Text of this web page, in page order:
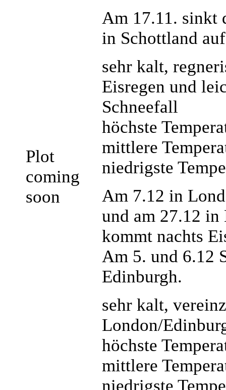
Plot
coming
soon
Am 17.11. sinkt
in Schottland
sehr kalt,
Eisregen und
Schneefall
höchste
mittlere
niedrigste
Am 7.12 in
und am 27.12 in
kommt nachts
Am 5. und 6.12
Edinburgh.
sehr kalt,
London/
höchste
mittlere
niedrigste